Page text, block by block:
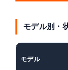
モデル別・
モデル